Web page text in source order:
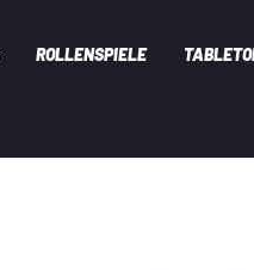
ROLLENSPIELE